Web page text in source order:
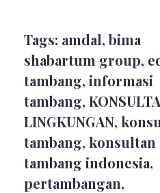
Tags: amdal, bima
shabartum group,
tambang, informasi
tambang,
LINGKUNGAN,
tambang, konsultan
tambang indonesia,
pertambangan,